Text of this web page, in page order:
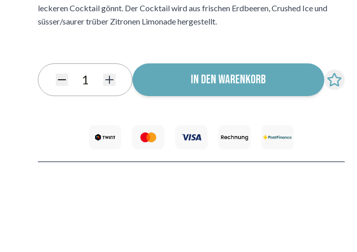
leckeren Cocktail gönnt. Der Cocktail wird aus frischen Erdbeeren, Crushed Ice und
süsser/saurer trüber Zitronen Limonade hergestellt.
IN DEN WARENKORB